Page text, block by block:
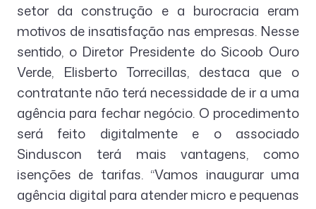
setor da construção e a burocracia eram
motivos de insatisfação nas empresas. Nesse
sentido, o Diretor Presidente do Sicoob Ouro
Verde, Elisberto Torrecillas, destaca que o
contratante não terá necessidade de ir a uma
agência para fechar negócio. O procedimento
será feito digitalmente e o associado
Sinduscon terá mais vantagens, como
isenções de tarifas. “Vamos inaugurar uma
agência digital para atender micro e pequenas